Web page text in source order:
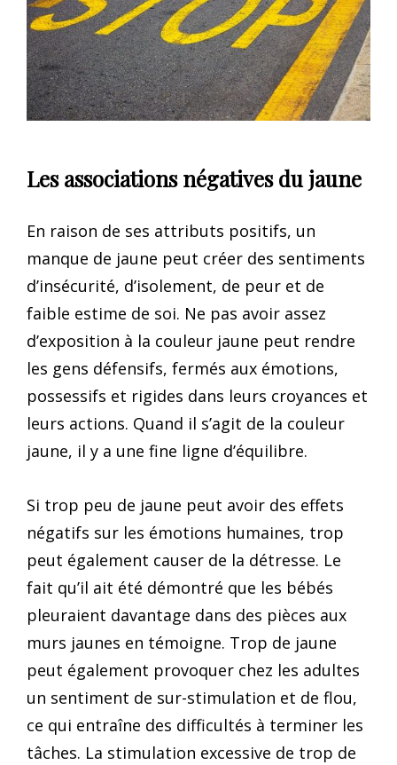
Les associations négatives du jaune
En raison de ses attributs positifs, un
manque de jaune peut créer des sentiments
d’insécurité, d’isolement, de peur et de
faible estime de soi. Ne pas avoir assez
d’exposition à la couleur jaune peut rendre
les gens défensifs, fermés aux émotions,
possessifs et rigides dans leurs croyances et
leurs actions. Quand il s’agit de la couleur
jaune, il y a une fine ligne d’équilibre.
Si trop peu de jaune peut avoir des effets
négatifs sur les émotions humaines, trop
peut également causer de la détresse. Le
fait qu’il ait été démontré que les bébés
pleuraient davantage dans des pièces aux
murs jaunes en témoigne. Trop de jaune
peut également provoquer chez les adultes
un sentiment de sur-stimulation et de flou,
ce qui entraîne des difficultés à terminer les
tâches. La stimulation excessive de trop de